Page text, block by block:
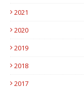
2021
2020
2019
2018
2017